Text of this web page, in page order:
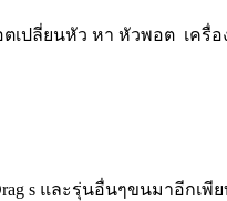
เปลี่ยนหัว หา หัวพอต เครื่อ
Drag s และรุ่นอื่นๆขนมาอีก